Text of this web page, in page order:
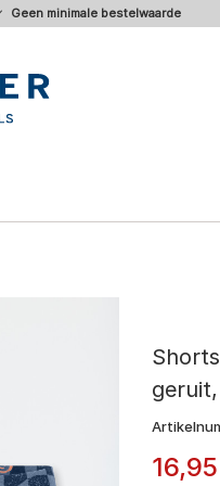
Geen minimale bestelwaarde
16,95